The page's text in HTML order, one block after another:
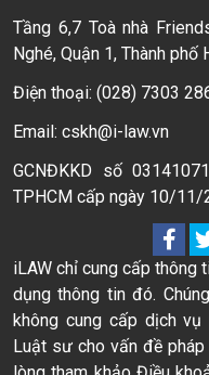
Tầng 6,7 Toà nhà
Nghé, Quận 1, Thành phố
Điện thoại: (028) 7303
Email: cskh@i-law.vn
GCNĐKKD số
TPHCM cấp ngày 10/11/
iLAW chỉ cung cấp thông
dụng thông tin đó.
không cung cấp dịch
Luật sư cho vấn đề